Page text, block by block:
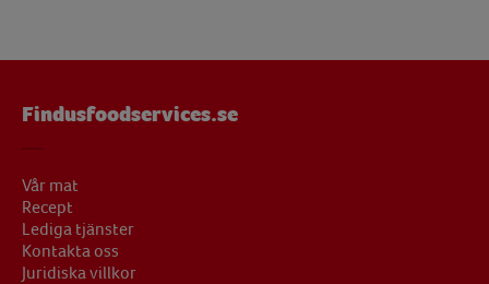
Findusfoodservices.se
Vår mat
Recept
Lediga tjänster
Kontakta oss
Juridiska villkor